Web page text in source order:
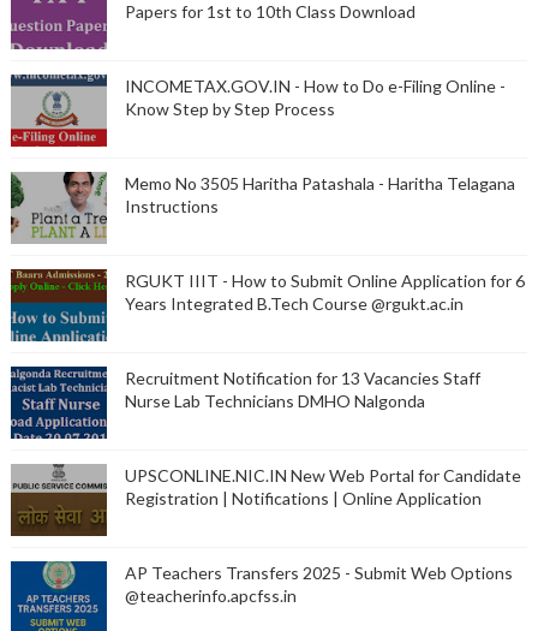
Papers for 1st to 10th Class Download
INCOMETAX.GOV.IN - How to Do e-Filing Online -
Know Step by Step Process
Memo No 3505 Haritha Patashala - Haritha Telagana
Instructions
RGUKT IIIT - How to Submit Online Application for 6
Years Integrated B.Tech Course @rgukt.ac.in
Recruitment Notification for 13 Vacancies Staff
Nurse Lab Technicians DMHO Nalgonda
UPSCONLINE.NIC.IN New Web Portal for Candidate
Registration | Notifications | Online Application
AP Teachers Transfers 2025 - Submit Web Options
@teacherinfo.apcfss.in